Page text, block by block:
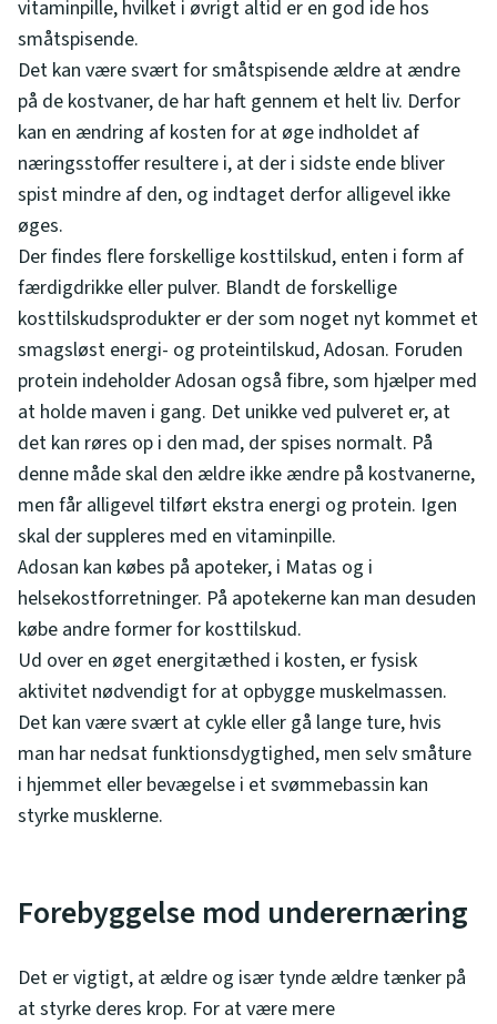
vitaminpille, hvilket i øvrigt altid er en god ide hos
småtspisende.
Det kan være svært for småtspisende ældre at ændre
på de kostvaner, de har haft gennem et helt liv. Derfor
kan en ændring af kosten for at øge indholdet af
næringsstoffer resultere i, at der i sidste ende bliver
spist mindre af den, og indtaget derfor alligevel ikke
øges.
Der findes flere forskellige kosttilskud, enten i form af
færdigdrikke eller pulver. Blandt de forskellige
kosttilskudsprodukter er der som noget nyt kommet et
smagsløst energi- og proteintilskud, Adosan. Foruden
protein indeholder Adosan også fibre, som hjælper med
at holde maven i gang. Det unikke ved pulveret er, at
det kan røres op i den mad, der spises normalt. På
denne måde skal den ældre ikke ændre på kostvanerne,
men får alligevel tilført ekstra energi og protein. Igen
skal der suppleres med en vitaminpille.
Adosan kan købes på apoteker, i Matas og i
helsekostforretninger. På apotekerne kan man desuden
købe andre former for kosttilskud.
Ud over en øget energitæthed i kosten, er fysisk
aktivitet nødvendigt for at opbygge muskelmassen.
Det kan være svært at cykle eller gå lange ture, hvis
man har nedsat funktionsdygtighed, men selv småture
i hjemmet eller bevægelse i et svømmebassin kan
styrke musklerne.
Forebyggelse mod underernæring
Det er vigtigt, at ældre og især tynde ældre tænker på
at styrke deres krop. For at være mere